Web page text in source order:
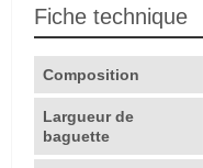
Fiche technique
Composition
Largueur de
baguette